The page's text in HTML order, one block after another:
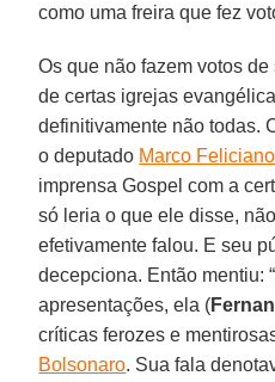
como uma freira que fez
Os que não fazem votos
de certas igrejas
definitivamente não todas.
o deputado Marco Feliciano
imprensa Gospel com a
só leria o que ele disse,
efetivamente falou. E seu
decepciona. Então mentiu:
apresentações, ela (
críticas ferozes e
Bolsonaro. Sua fala